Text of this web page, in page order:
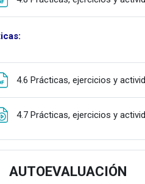
4.6 Prácticas, ejercicios y
4.7 Prácticas, ejercicios y
AUTOEVALUACIÓN